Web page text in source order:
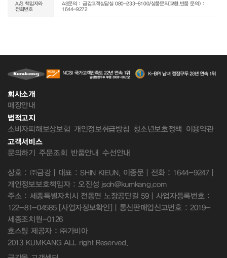
A/S 책임자와
전화번호
AS문의 : 금강고객상담실 080-233-8100/상품문의(교환,반품 문의) :
1644-9272
회사소개
매장안내
법적고지
소비자피해보상보험 개인정보취급방침 청소년보호정책 이용약관
고객서비스
문의하기 주문조회 반품안내 수선안내
상호 : ㈜금강 | 대표 : SHIN KIEUN, 이종문 | 전화 : 1644-9247 |
개인정보보호책임자 : 오진성 jsoh@kumkang.com
주소 : 세종특별자치시 전동면 노장공단길 59 | 사업자등록번호 :
122-81-04585 [사업자정보확인] | 통신판매업신고번호 : 2019-
세종조치원-0126
호스팅 제공자 : ㈜가비아
2013 KUMKANG ALL right Reserved.